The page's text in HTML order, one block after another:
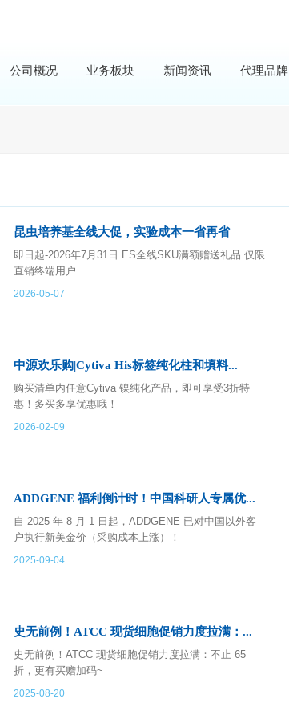
公司概况 业务板块 新闻资讯 代理品牌
昆虫培养基全线大促，实验成本一省再省
即日起-2026年7月31日 ES全线SKU满额赠送礼品 仅限
直销终端用户
2026-05-07
中源欢乐购|Cytiva His标签纯化柱和填料...
购买清单内任意Cytiva 镍纯化产品，即可享受3折特
惠！多买多享优惠哦！
2026-02-09
ADDGENE 福利倒计时！中国科研人专属优...
自 2025 年 8 月 1 日起，ADDGENE 已对中国以外客
户执行新美金价（采购成本上涨）！
2025-09-04
史无前例！ATCC 现货细胞促销力度拉满：...
史无前例！ATCC 现货细胞促销力度拉满：不止 65
折，更有买赠加码~
2025-08-20